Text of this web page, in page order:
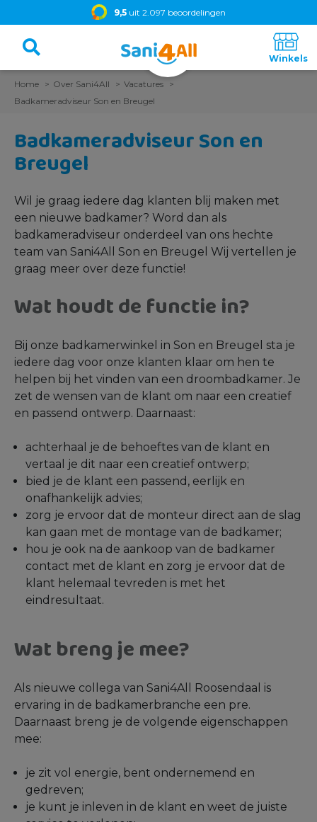
9,5 uit 2.097 beoordelingen
Home Over Sani4All
Vacatures
Badkameradviseur Son en Breugel
Badkameradviseur Son en
Breugel
Wil je graag iedere dag klanten blij maken met
een nieuwe badkamer? Word dan als
badkameradviseur onderdeel van ons hechte
team van Sani4All Son en Breugel Wij vertellen je
graag meer over deze functie!
Wat houdt de functie in?
Bij onze badkamerwinkel in Son en Breugel sta je
iedere dag voor onze klanten klaar om hen te
helpen bij het vinden van een droombadkamer. Je
zet de wensen van de klant om naar een creatief
en passend ontwerp. Daarnaast:
achterhaal je de behoeftes van de klant en
vertaal je dit naar een creatief ontwerp;
bied je de klant een passend, eerlijk en
onafhankelijk advies;
zorg je ervoor dat de monteur direct aan de slag
kan gaan met de montage van de badkamer;
hou je ook na de aankoop van de badkamer
contact met de klant en zorg je ervoor dat de
klant helemaal tevreden is met het
eindresultaat.
Wat breng je mee?
Als nieuwe collega van Sani4All Roosendaal is
ervaring in de badkamerbranche een pre.
Daarnaast breng je de volgende eigenschappen
mee:
je zit vol energie, bent ondernemend en
gedreven;
je kunt je inleven in de klant en weet de juiste